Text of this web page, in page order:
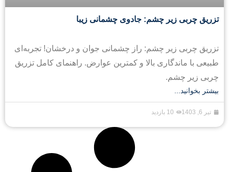
تزریق چربی زیر چشم: جادوی چشمانی زیبا
تزریق چربی زیر چشم: راز چشمانی جوان و درخشان! تجربه‌ای
طبیعی با ماندگاری بالا و کمترین عوارض. راهنمای کامل تزریق
چربی زیر چشم.
بیشتر بخوانید...
تیر 6, 1403 10 بازدید